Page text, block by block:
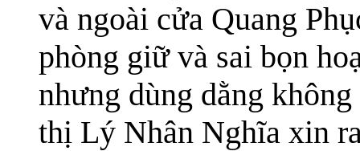
và ngoài cửa Quang
phòng giữ và sai bọn
nhưng dùng dằng
thị Lý Nhân Nghĩa xin